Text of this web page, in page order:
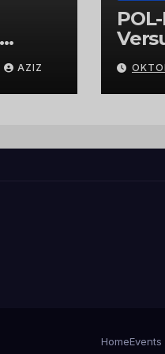
AZIZ
HomeEvents